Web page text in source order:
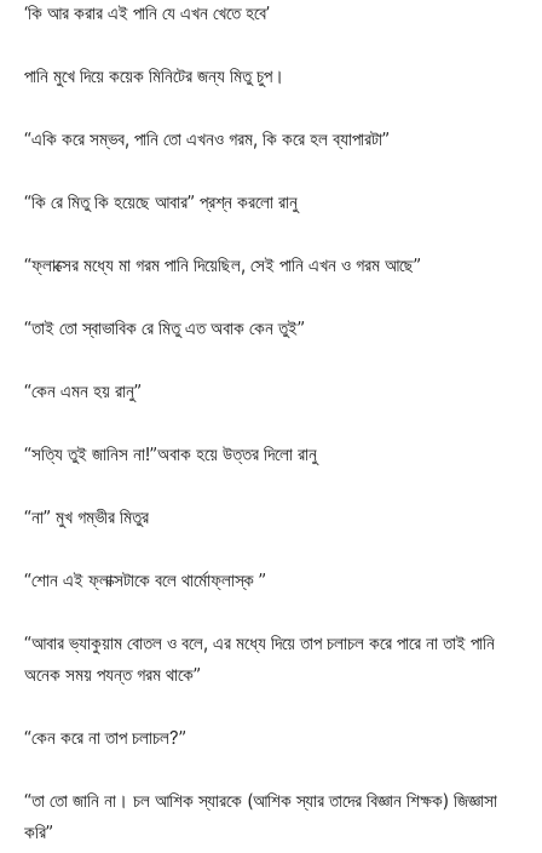
‘কি আর করার এই পানি যে এখন খেতে হবে’
পানি মুখে দিয়ে কয়েক মিনিটের জন্য মিতু চুপ।
“একি করে সম্ভব, পানি তো এখনও গরম, কি করে হল ব্যাপারটা”
“কি রে মিতু কি হয়েছে আবার” প্রশ্ন করলো রানু
“ফ্লাক্সের মধ্যে মা গরম পানি দিয়েছিল, সেই পানি এখন ও গরম আছে”
“তাই তো স্বাভাবিক রে মিতু এত অবাক কেন তুই”
“কেন এমন হয় রানু”
“সত্যি তুই জানিস না!”অবাক হয়ে উত্তর দিলো রানু
“না” মুখ গম্ভীর মিতুর
“শোন এই ফ্লাক্সটাকে বলে থার্মোফ্লাস্ক ”
“আবার ভ্যাকুয়াম বোতল ও বলে, এর মধ্যে দিয়ে তাপ চলাচল করে পারে না তাই পানি
অনেক সময় পযন্ত গরম থাকে”
“কেন করে না তাপ চলাচল?”
“তা তো জানি না। চল আশিক স্যারকে (আশিক স্যার তাদের বিজ্ঞান শিক্ষক) জিজ্ঞাসা
করি”